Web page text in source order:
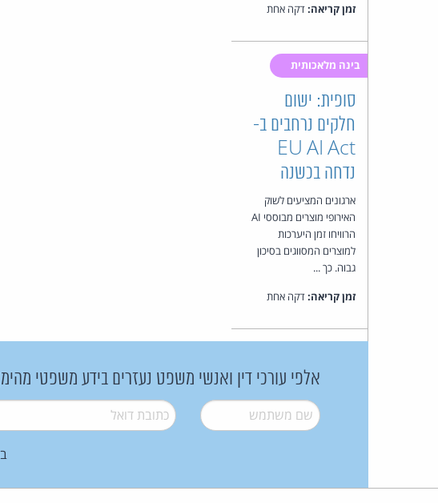
זמן קריאה:דקה אחת
בינה מלאכותית
סופית: ישום
חלקים נרחבים ב-
EU AI Act
נדחה בכשנה
ארגונים המציעים לשוק
האירופי מוצרים מבוססי AI
הרוויחו זמן היערכות
למוצרים המסווגים בסיכון
גבוה. כך ...
זמן קריאה:דקה אחת
אלפי עורכי דין ואנשי משפט נעזרים בידע משפטי
שם משתמש* דואל*